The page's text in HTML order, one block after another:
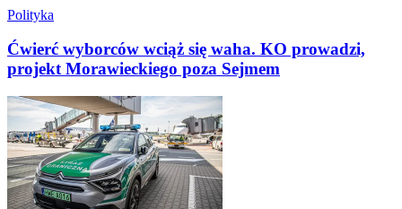
Polityka
Ćwierć wyborców wciąż się waha. KO prowadzi,
projekt Morawieckiego poza Sejmem